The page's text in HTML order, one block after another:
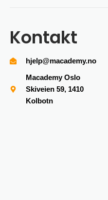
Kontakt
hjelp@macademy.no
Macademy Oslo
Skiveien 59, 1410
Kolbotn